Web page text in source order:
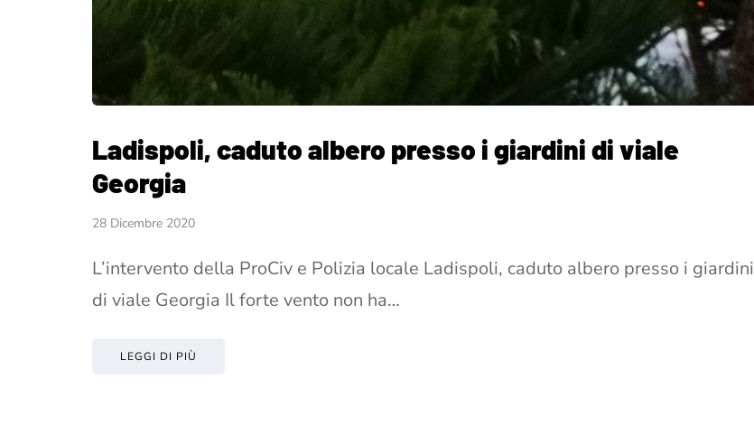
Ladispoli, caduto albero presso i giardini di viale
Georgia
28 Dicembre 2020
L’intervento della ProCiv e Polizia locale Ladispoli, caduto albero presso i giardini
di viale Georgia Il forte vento non ha…
LEGGI DI PIÙ